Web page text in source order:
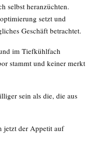
selbst heranzüchten.
setzt und
Geschäft betrachtet.
im Tiefkühlfach
stammt und keiner merkt
sein als die, die aus
jetzt der Appetit auf